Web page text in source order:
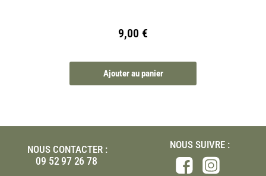
9,00 €
Ajouter au panier
NOUS CONTACTER :
09 52 97 26 78
NOUS SUIVRE :